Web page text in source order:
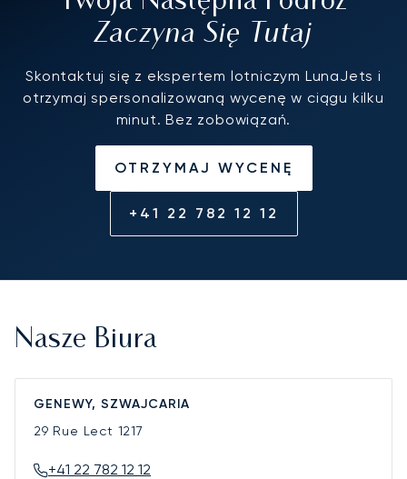
Zaczyna Się Tutaj
Skontaktuj się z ekspertem lotniczym LunaJets i
otrzymaj spersonalizowaną wycenę w ciągu kilku
minut. Bez zobowiązań.
OTRZYMAJ WYCENĘ
+41 22 782 12 12
Nasze Biura
GENEWY, SZWAJCARIA
29 Rue Lect 1217
+41 22 782 12 12